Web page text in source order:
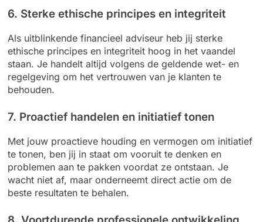
6. Sterke ethische principes en integriteit
Als uitblinkende financieel adviseur heb jij sterke
ethische principes en integriteit hoog in het vaandel
staan. Je handelt altijd volgens de geldende wet- en
regelgeving om het vertrouwen van je klanten te
behouden.
7. Proactief handelen en initiatief tonen
Met jouw proactieve houding en vermogen om initiatief
te tonen, ben jij in staat om vooruit te denken en
problemen aan te pakken voordat ze ontstaan. Je
wacht niet af, maar onderneemt direct actie om de
beste resultaten te behalen.